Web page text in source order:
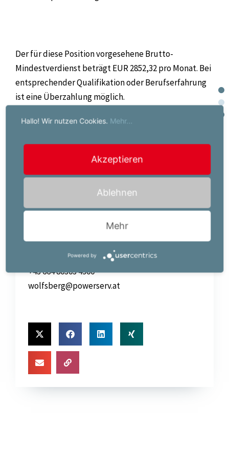
Der für diese Position vorgesehene Brutto-
Mindestverdienst beträgt EUR 2852,32 pro Monat. Bei
entsprechender Qualifikation oder Berufserfahrung
ist eine Überzahlung möglich.
Jetzt bewerben!
Powerserv Austria GmbH
Mühlgangweg
9400 Wolfsberg
+43 664 80303 4900
wolfsberg@powerserv.at
Hallo! Wir nutzen Cookies. Mehr...
Akzeptieren
Ablehnen
Mehr
Powered by